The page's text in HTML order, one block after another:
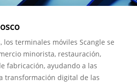
los terminales móviles Scangle se
minorista, restauración,
fabricación, ayudando a las
transformación digital de las